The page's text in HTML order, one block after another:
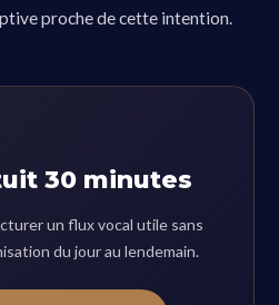
proche de cette intention.
30 minutes
un flux vocal utile sans
du jour au lendemain.